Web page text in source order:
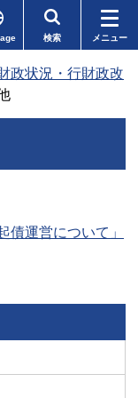
検索 メニュー
政状況・行財政改
債運営について」